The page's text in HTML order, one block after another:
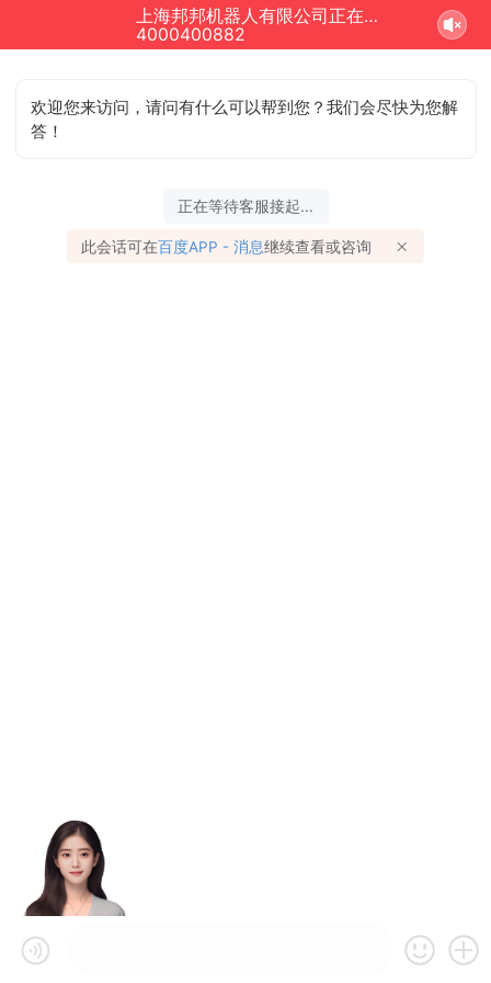
上海邦邦机器人有限公司正在为您服务
4000400882
欢迎您来访问，请问有什么可以帮到您？我们会尽快为您解
答！
正在等待客服接起...
此会话可在百度APP - 消息继续查看或咨询